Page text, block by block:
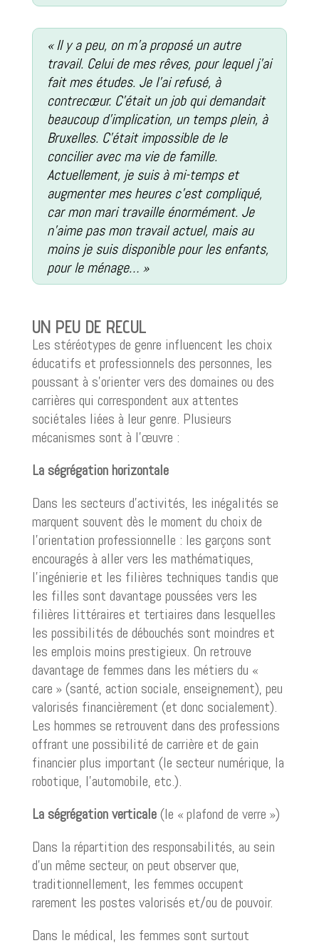
« Il y a peu, on m’a proposé un autre
travail. Celui de mes rêves, pour lequel j’ai
fait mes études. Je l’ai refusé, à
contrecœur. C’était un job qui demandait
beaucoup d’implication, un temps plein, à
Bruxelles. C’était impossible de le
concilier avec ma vie de famille.
Actuellement, je suis à mi-temps et
augmenter mes heures c’est compliqué,
car mon mari travaille énormément. Je
n’aime pas mon travail actuel, mais au
moins je suis disponible pour les enfants,
pour le ménage… »
UN PEU DE RECUL
Les stéréotypes de genre influencent les choix
éducatifs et professionnels des personnes, les
poussant à s’orienter vers des domaines ou des
carrières qui correspondent aux attentes
sociétales liées à leur genre. Plusieurs
mécanismes sont à l’œuvre :
La ségrégation horizontale
Dans les secteurs d’activités, les inégalités se
marquent souvent dès le moment du choix de
l’orientation professionnelle : les garçons sont
encouragés à aller vers les mathématiques,
l’ingénierie et les filières techniques tandis que
les filles sont davantage poussées vers les
filières littéraires et tertiaires dans lesquelles
les possibilités de débouchés sont moindres et
les emplois moins prestigieux. On retrouve
davantage de femmes dans les métiers du «
care » (santé, action sociale, enseignement), peu
valorisés financièrement (et donc socialement).
Les hommes se retrouvent dans des professions
offrant une possibilité de carrière et de gain
financier plus important (le secteur numérique, la
robotique, l’automobile, etc.).
La ségrégation verticale(le « plafond de verre »)
Dans la répartition des responsabilités, au sein
d’un même secteur, on peut observer que,
traditionnellement, les femmes occupent
rarement les postes valorisés et/ou de pouvoir.
Dans le médical, les femmes sont surtout